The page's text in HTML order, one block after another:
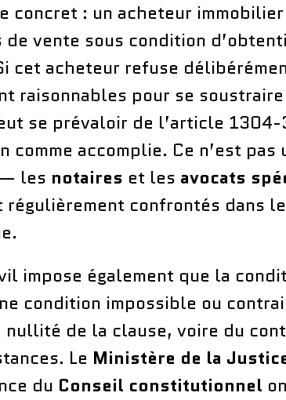
concret : un acheteur
de vente sous condition
cet acheteur refuse
raisonnables pour se
se prévaloir de l’article
comme accomplie. Ce n’est pas
les notaires et les avocats
régulièrement confrontés dans
impose également que la
condition impossible ou
nullité de la clause, voire du
Le Ministère de la
du Conseil constitutionnel